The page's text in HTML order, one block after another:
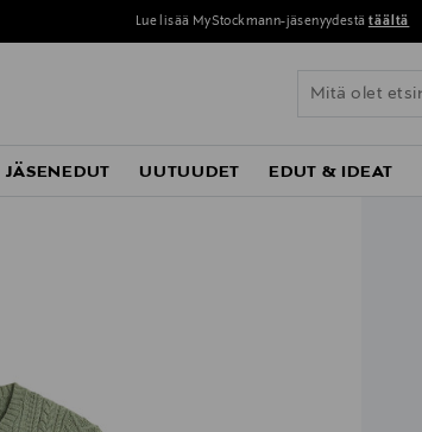
Lue lisää MyStockmann-jäsenyydestä täältä
JÄSENEDUT UUTUUDET EDUT & IDEAT